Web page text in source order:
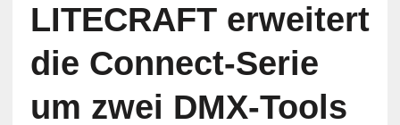
LITECRAFT erweitert
die Connect-Serie
um zwei DMX-Tools